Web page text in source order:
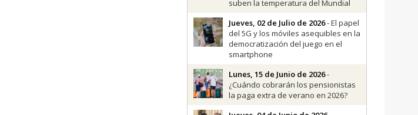
suben la temperatura del Mundial
Jueves, 02 de Julio de 2026- El papel
del 5G y los móviles asequibles en la
democratización del juego en el
smartphone
Lunes, 15 de Junio de 2026-
¿Cuándo cobrarán los pensionistas
la paga extra de verano en 2026?